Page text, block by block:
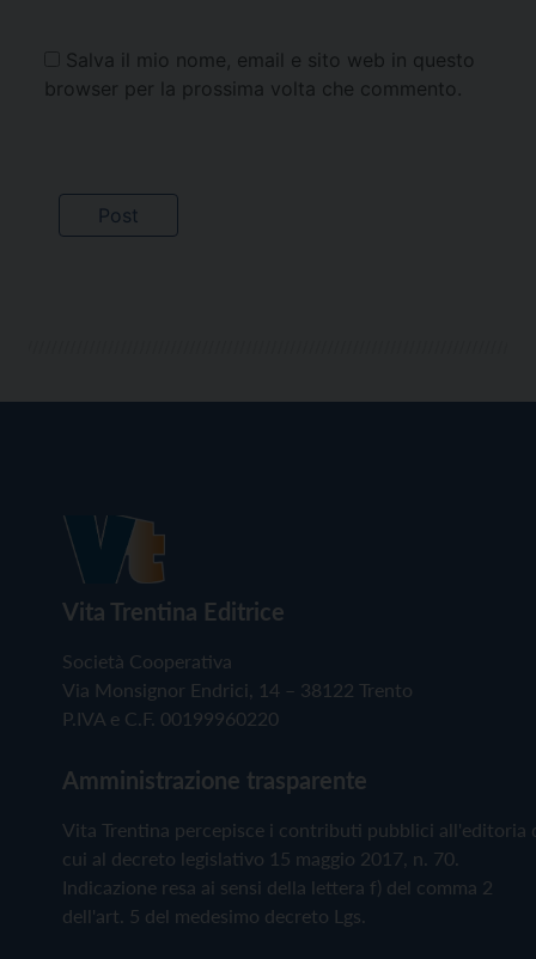
Salva il mio nome, email e sito web in questo
browser per la prossima volta che commento.
Vita Trentina Editrice
Società Cooperativa
Via Monsignor Endrici, 14 – 38122 Trento
P.IVA e C.F. 00199960220
Amministrazione trasparente
Vita Trentina percepisce i contributi pubblici all'editoria
cui al decreto legislativo 15 maggio 2017, n. 70.
Indicazione resa ai sensi della lettera f) del comma 2
dell'art. 5 del medesimo decreto Lgs.